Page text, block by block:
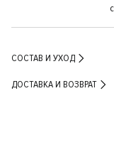
СОСТАВ И УХОД
ДОСТАВКА И ВОЗВРАТ